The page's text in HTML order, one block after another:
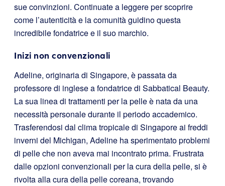
sue convinzioni. Continuate a leggere per scoprire
come l’autenticità e la comunità guidino questa
incredibile fondatrice e il suo marchio.
Inizi non convenzionali
Adeline, originaria di Singapore, è passata da
professore di inglese a fondatrice di Sabbatical Beauty.
La sua linea di trattamenti per la pelle è nata da una
necessità personale durante il periodo accademico.
Trasferendosi dal clima tropicale di Singapore ai freddi
inverni del Michigan, Adeline ha sperimentato problemi
di pelle che non aveva mai incontrato prima. Frustrata
dalle opzioni convenzionali per la cura della pelle, si è
rivolta alla cura della pelle coreana, trovando